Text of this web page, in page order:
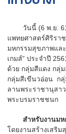
วันนี้ (6 พ.ย.
แพทยศาสตร์ศิริรา
มหกรรมสุขภาพแล
เกมส์” ประจำปี
ด้วย กลุ่มสีแดง กลุ่
กลุ่มสีเขีนวอ่อน ก
ลานพระราชานุสา
พระบรมราชชนก
สำหรับงานม
โดยงานสร้างเสริ